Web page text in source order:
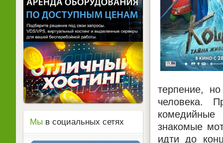
терпение,
человека.
знакомые
идти до
Мы в социальных сетях